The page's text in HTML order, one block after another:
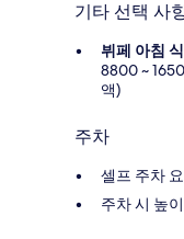
기타 선택 사
뷔페 아침
8800 ~
액)
주차
셀프 주차
주차 시 높